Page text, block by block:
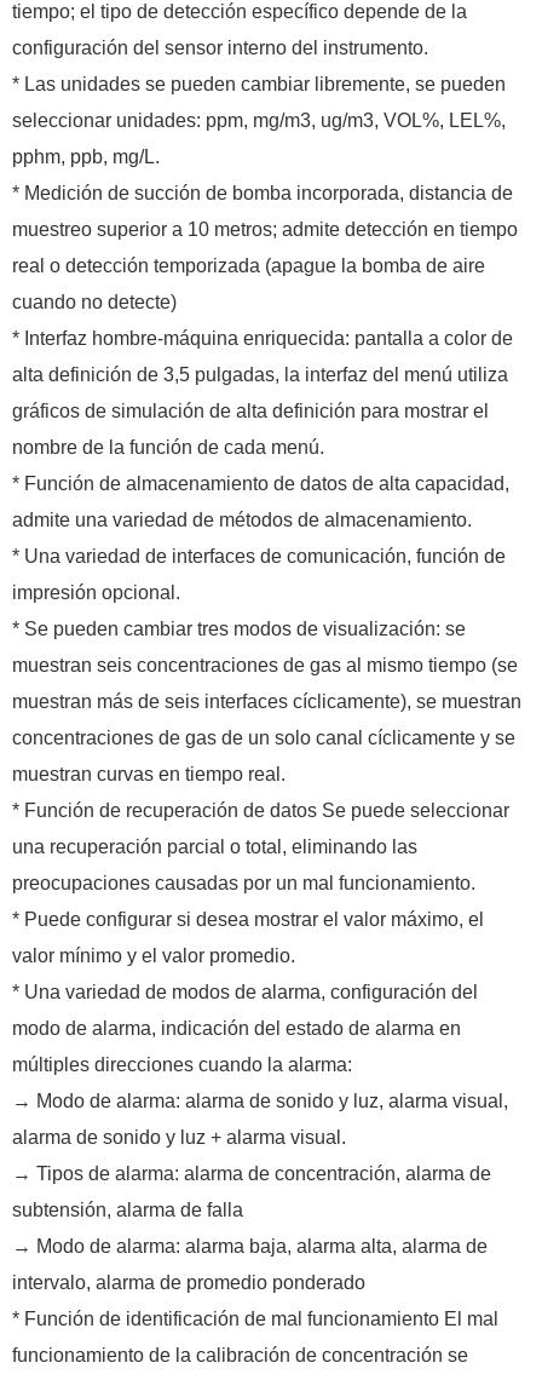
tiempo; el tipo de detección específico depende de la
configuración del sensor interno del instrumento.
* Las unidades se pueden cambiar libremente, se pueden
seleccionar unidades: ppm, mg/m3, ug/m3, VOL%, LEL%,
pphm, ppb, mg/L.
* Medición de succión de bomba incorporada, distancia de
muestreo superior a 10 metros; admite detección en tiempo
real o detección temporizada (apague la bomba de aire
cuando no detecte)
* Interfaz hombre-máquina enriquecida: pantalla a color de
alta definición de 3,5 pulgadas, la interfaz del menú utiliza
gráficos de simulación de alta definición para mostrar el
nombre de la función de cada menú.
* Función de almacenamiento de datos de alta capacidad,
admite una variedad de métodos de almacenamiento.
* Una variedad de interfaces de comunicación, función de
impresión opcional.
* Se pueden cambiar tres modos de visualización: se
muestran seis concentraciones de gas al mismo tiempo (se
muestran más de seis interfaces cíclicamente), se muestran
concentraciones de gas de un solo canal cíclicamente y se
muestran curvas en tiempo real.
* Función de recuperación de datos Se puede seleccionar
una recuperación parcial o total, eliminando las
preocupaciones causadas por un mal funcionamiento.
* Puede configurar si desea mostrar el valor máximo, el
valor mínimo y el valor promedio.
* Una variedad de modos de alarma, configuración del
modo de alarma, indicación del estado de alarma en
múltiples direcciones cuando la alarma:
→ Modo de alarma: alarma de sonido y luz, alarma visual,
alarma de sonido y luz + alarma visual.
→ Tipos de alarma: alarma de concentración, alarma de
subtensión, alarma de falla
→ Modo de alarma: alarma baja, alarma alta, alarma de
intervalo, alarma de promedio ponderado
* Función de identificación de mal funcionamiento El mal
funcionamiento de la calibración de concentración se